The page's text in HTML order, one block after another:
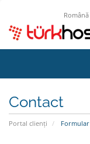
Română
Contact
Portal clienți